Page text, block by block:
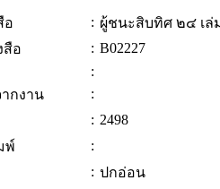
อ : ผู้ชนะสิบทิศ ๒๔ เล่
สือ
: B02227
:
กงาน
:
: 2498
พ์
:
: ปกอ่อน